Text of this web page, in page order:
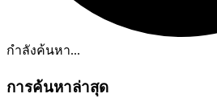
กำลังค้นหา...
การค้นหาล่าสุด